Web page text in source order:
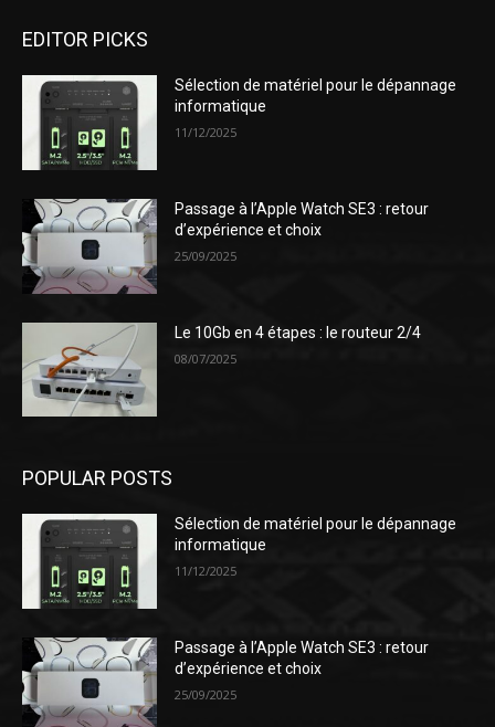
EDITOR PICKS
Sélection de matériel pour le dépannage
informatique
11/12/2025
Passage à l’Apple Watch SE3 : retour
d’expérience et choix
25/09/2025
Le 10Gb en 4 étapes : le routeur 2/4
08/07/2025
POPULAR POSTS
Sélection de matériel pour le dépannage
informatique
11/12/2025
Passage à l’Apple Watch SE3 : retour
d’expérience et choix
25/09/2025